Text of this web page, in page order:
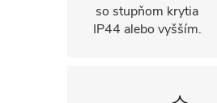
so stupňom krytia
IP44 alebo vyšším.